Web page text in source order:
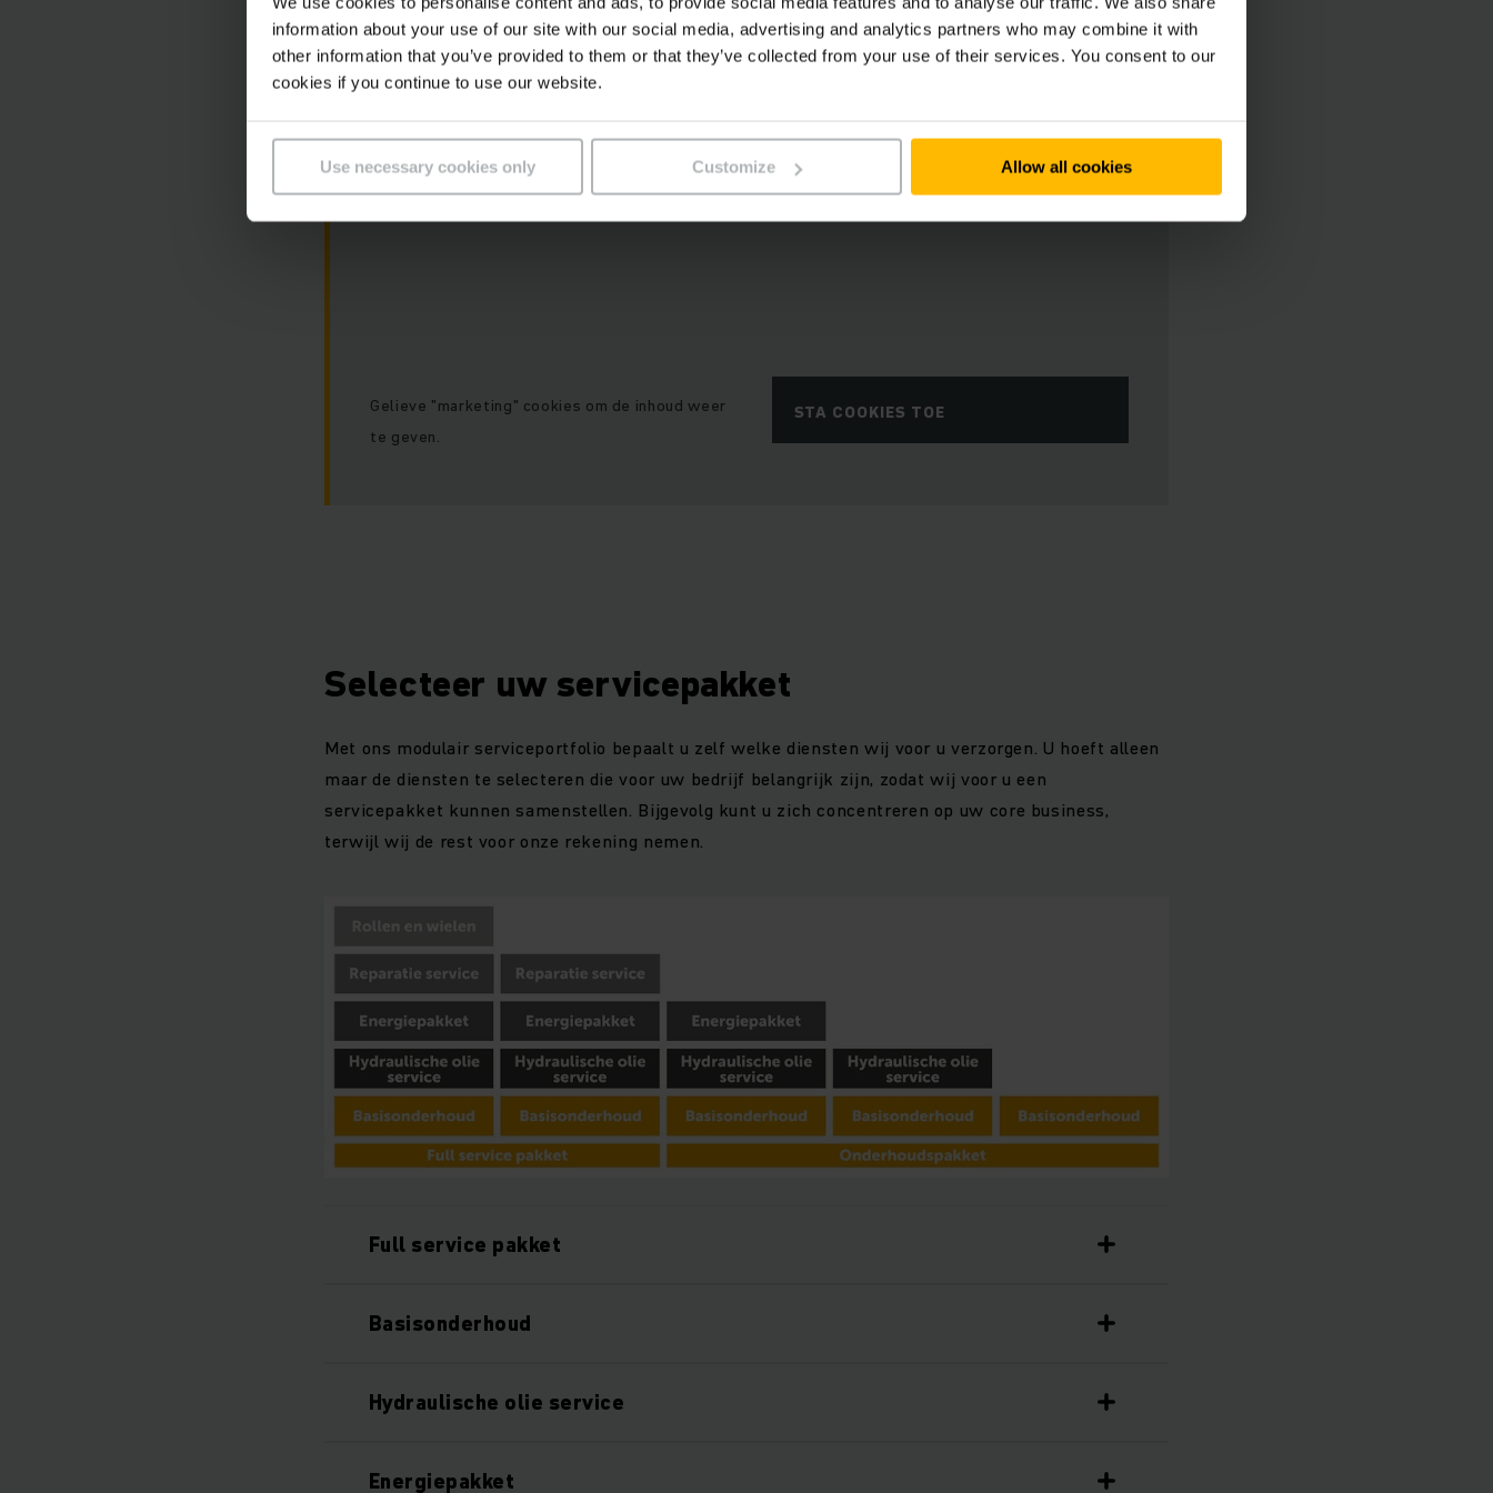
information about your use of our site with our social media, advertising and analytics partners who may combine it with
other information that you’ve provided to them or that they’ve collected from your use of their services. You consent to our
cookies if you continue to use our website.
Use necessary cookies only Customize Allow all cookies
De embedded inhoud vereist uw toestemming.
Helaas is deze inhoud is niet beschikbaar vanwege uw huidige cookie-
voorkeuren.
Gelieve "marketing" cookies om de inhoud weer
te geven.
STA COOKIES TOE
Selecteer uw servicepakket
Met ons modulair serviceportfolio bepaalt u zelf welke diensten wij voor u verzorgen. U hoeft alleen
maar de diensten te selecteren die voor uw bedrijf belangrijk zijn, zodat wij voor u een
servicepakket kunnen samenstellen. Bijgevolg kunt u zich concentreren op uw core business,
terwijl wij de rest voor onze rekening nemen.
Full service pakket
Basisonderhoud
Hydraulische olie service
Energiepakket